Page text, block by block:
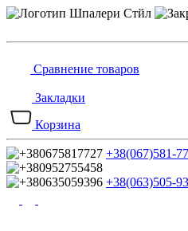
Сравнение товаров
Закладки
Корзина
+38(067)581-
+38(063)505-